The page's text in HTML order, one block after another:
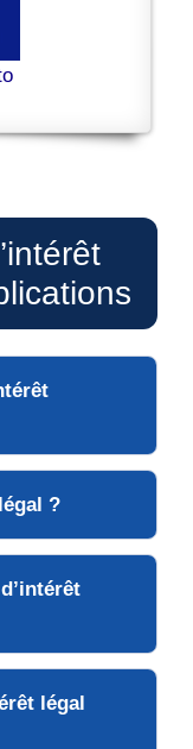
?
légal